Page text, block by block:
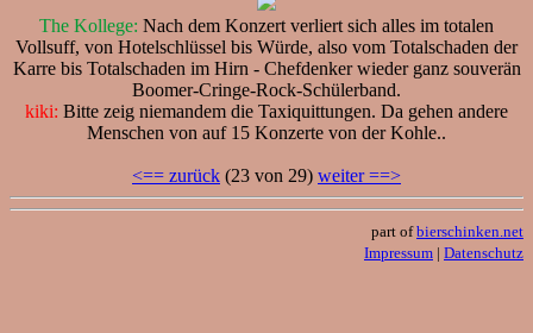
The Kollege: Nach dem Konzert verliert sich alles im totalen
Vollsuff, von Hotelschlüssel bis Würde, also vom Totalschaden der
Karre bis Totalschaden im Hirn - Chefdenker wieder ganz souverän
Boomer-Cringe-Rock-Schülerband.
kiki: Bitte zeig niemandem die Taxiquittungen. Da gehen andere
Menschen von auf 15 Konzerte von der Kohle..
<== zurück (23 von 29) weiter ==>
part ofbierschinken.net
Impressum | Datenschutz